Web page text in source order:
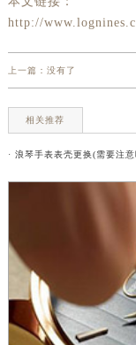
http://
上一篇：没有了
相关推荐
· 浪琴手表表壳更换(需要注